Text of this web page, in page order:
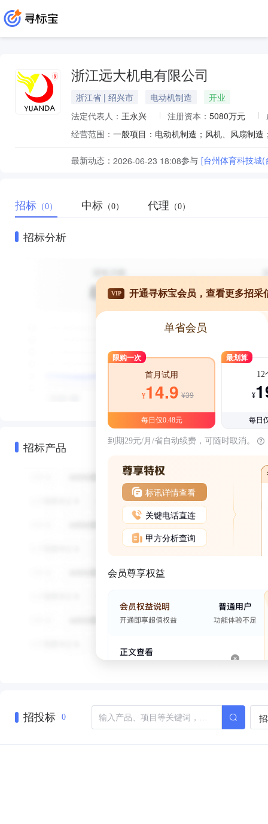
浙江远大机电有限公司
浙江省 | 绍兴市 电动机制造
开业
法定代表人： 王永兴 注册资本： 5080万元
经营范围：
最新动态： 2026-06-23 18:08参与 [台州体育科技城
招标 （0） 中标 （0） 代理 （0）
招标分析
招标产品
VIP 开通寻标宝会员，查看更多招采
单省会员
限购一次
首月试用
¥14.9 ¥39
每日仅0.48元
最划算
12
¥
每日
到期29元/月/省自动续费，可随时取消。
标讯详情查看
关键电话直连
甲方分析查询
会员尊享权益
招投标 0